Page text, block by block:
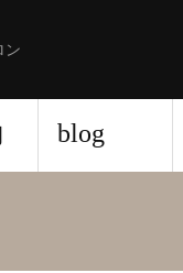
ン
blog